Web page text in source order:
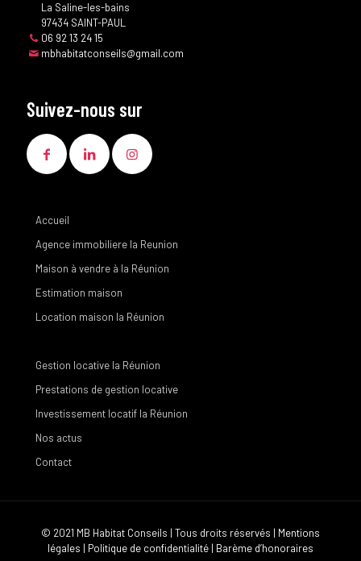
La Saline-les-bains
97434 SAINT-PAUL
06 92 13 24 15
mbhabitatconseils@gmail.com
Suivez-nous sur
Accueil
Agence immobiliere la Reunion
Maison à vendre à la Réunion
Estimation maison
Location maison la Réunion
Gestion locative la Réunion
Prestations de gestion locative
Investissement locatif la Réunion
Nos actus
Contact
© 2021 MB Habitat Conseils | Tous droits réservés | Mentions
légales | Politique de confidentialité | Barème d’honoraires